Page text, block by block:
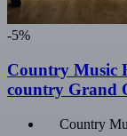
-5%
Country Music
country Grand
Country